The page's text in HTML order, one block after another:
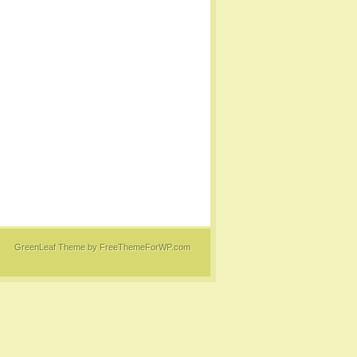
GreenLeaf Themeby FreeThemeForWP.com